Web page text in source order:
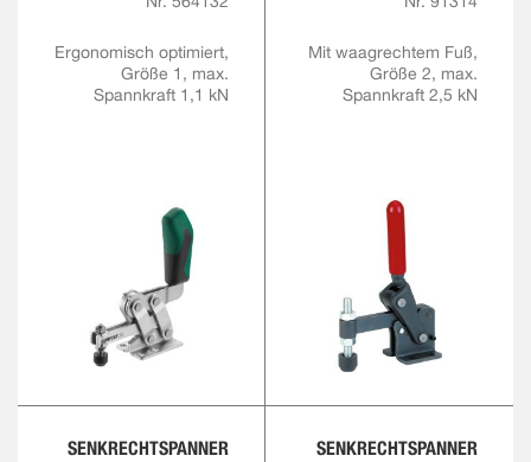
Ergonomisch optimiert,
Größe 1, max.
Spannkraft 1,1 kN
Mit waagrechtem Fuß,
Größe 2, max.
Spannkraft 2,5 kN
SENKRECHTSPANNER
SENKRECHTSPANNER